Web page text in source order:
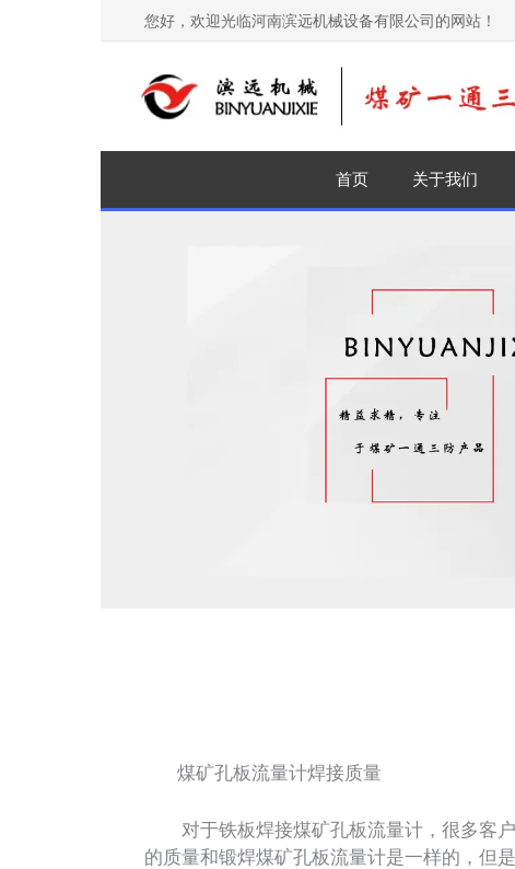
您好，欢迎光临河南滨远机械设备有限公司的网站！
首页 关于我们
煤矿孔板流量计焊接质量
对于铁板焊接煤矿孔板流量计，很多客户
的质量和锻焊煤矿孔板流量计是一样的，但